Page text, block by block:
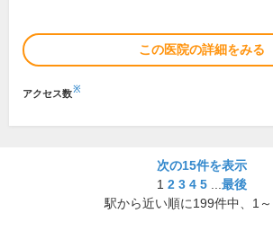
この医院の詳細をみる
アクセス数※
次の15件を表示
1 2 3 4 5
最後
駅から近い順に199件中、 1